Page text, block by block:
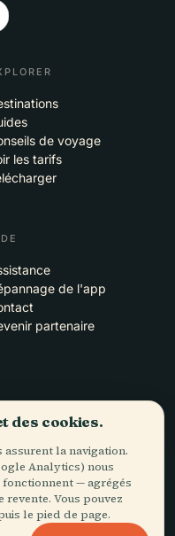
de voyage
les tarifs
de l'app
partenaire
sur la route et dans les
des cookies.
la navigation.
Analytics) nous
— agrégés
Vous pouvez
le pied de page.